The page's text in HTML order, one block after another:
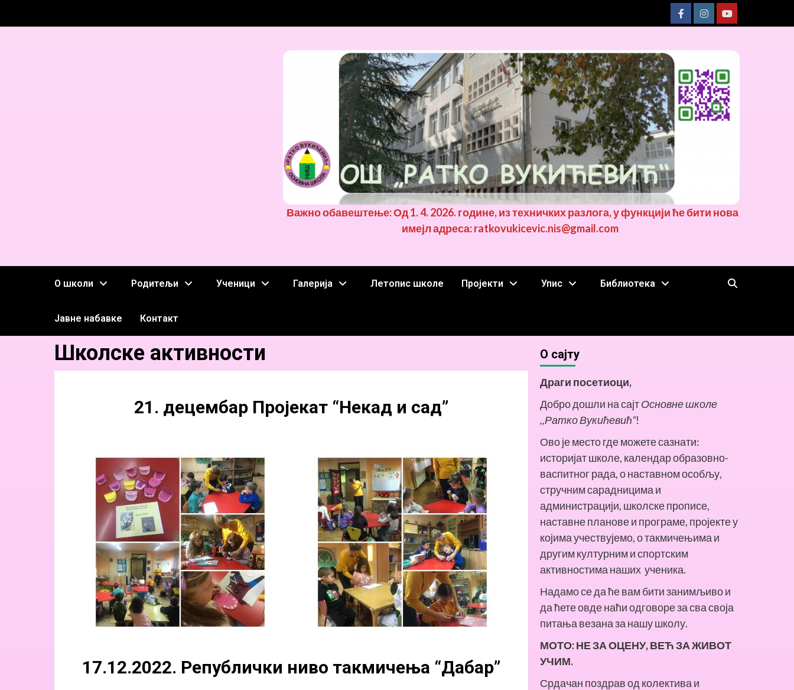
Важно обавештење: Од 1. 4. 2026. године, из техничких разлога, у функцији ће бити нова
имејл адреса: ratkovukicevic.nis@gmail.com
О школи Родитељи Ученици Галерија Летопис школе Пројекти Упис Библиотека
Јавне набавке Контакт
Школске активности
21. децембар Пројекат “Некад и сад”
17.12.2022. Републички ниво такмичења “Дабар”
O сајту
Драги посетиоци,
Добро дошли на сајтОсновне школе
,,Ратко Вукићевић“!
Ово је место где можете сазнати:
историјат школе, календар образовно-
васпитног рада, о наставном особљу,
стручним сарадницима и
администрацији, школске прописе,
наставне планове и програме, пројекте у
којима учествујемо, о такмичењима и
другим културним и спортским
активностима наших ученика.
Надамо се да ће вам бити занимљиво и
да ћете овде наћи одговоре за сва своја
питања везана за нашу школу.
МОТО:НЕ ЗА ОЦЕНУ, ВЕЋ ЗА ЖИВОТ
УЧИМ.
Срдачан поздрав од колектива и